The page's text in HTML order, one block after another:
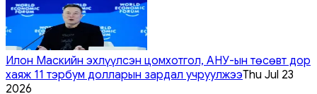
Илон Маскийн эхлүүлсэн цомхотгол, АНУ-ын төсөвт дор
хаяж 11 тэрбум долларын зардал учруулжээThu Jul 23
2026